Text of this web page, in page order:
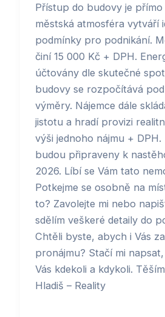
Přístup do budovy je přímo
městská atmosféra vytváří
podmínky pro podnikání.
činí 15 000 Kč + DPH.
účtovány dle skutečné
budovy se rozpočítává
výměry. Nájemce dále
jistotu a hradí provizi
výši jednoho nájmu +
budou připraveny k
2026. Líbí se Vám tato
Potkejme se osobně na
to? Zavolejte mi nebo
sdělím veškeré detaily do
Chtěli byste, abych i Vás
pronájmu? Stačí mi
Vás kdekoli a kdykoli.
Hladiš – Reality